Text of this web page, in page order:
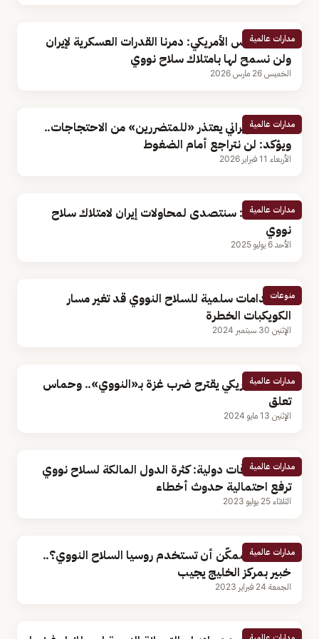
مدارات عالمية
نائب الرئيس الأمريكي: دمرنا القدرات العسكرية لإيران
ولن نسمح لها بامتلاك سلاح نووي
الخميس 26 مارس 2026
مدارات عالمية
الرئيس الإيراني يعتذر «للمتضررين» من الاحتجاجات..
ويؤكد: لن نتراجع أمام الضغوط
الأربعاء 11 فبراير 2026
مدارات عالمية
«نتنياهو»: سنتصدى لمحاولات إيران لامتلاك سلاح
نووي
الأحد 6 يوليو 2025
منوعات
استخدامات سلمية للسلاح النووي قد تغير مسار
الكويكبات الخطرة
الإثنين 30 سبتمبر 2024
مدارات عالمية
سيناتور أمريكي يقترح ضرب غزة بـ«النووي».. وحماس
تعلق
الإثنين 13 مايو 2024
مدارات عالمية
أستاذ علاقات دولية: كثرة الدول المالكة لسلاح نووي
ترفع احتمالية حدوث أخطاء
الثلاثاء 25 يوليو 2023
مدارات عالمية
هل من الممكّن أن تستخدم روسيا السلاح النووي؟..
خبير بمركز الخليج يجيب
الجمعة 24 فبراير 2023